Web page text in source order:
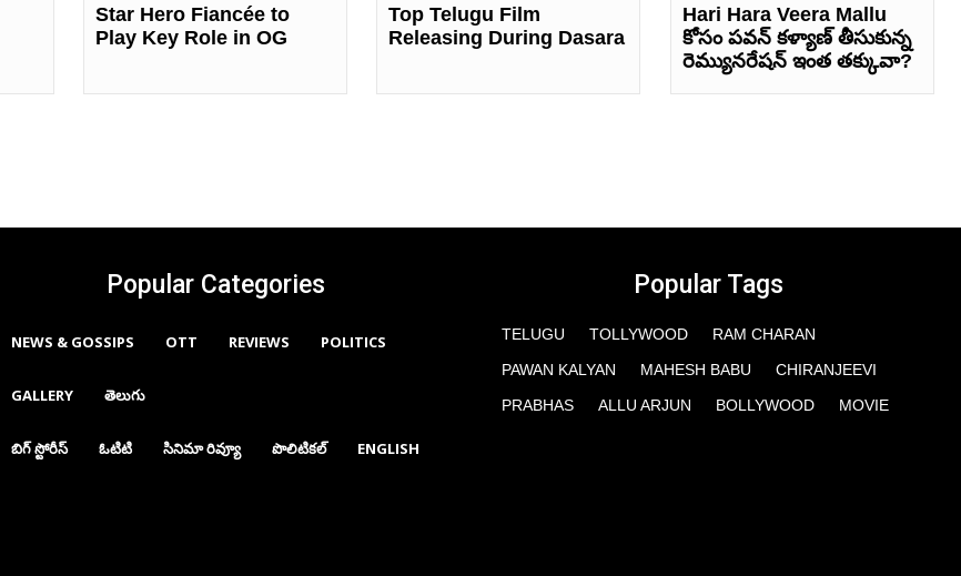
Star Hero Fiancée to
Play Key Role in OG
Top Telugu Film
Releasing During Dasara
Hari Hara Veera Mallu
కోసం పవన్ కళ్యాణ్ తీసుకున్న
రెమ్యునరేషన్ ఇంత తక్కువా?
Popular Categories
NEWS & GOSSIPS OTT REVIEWS POLITICS
GALLERY తెలుగు
బిగ్ స్టోరీస్ ఓటిటి సినిమా రివ్యూ పొలిటికల్ ENGLISH
Popular Tags
TELUGU TOLLYWOOD
RAM CHARAN
PAWAN KALYAN
MAHESH BABU
CHIRANJEEVI
PRABHAS
ALLU ARJUN BOLLYWOOD MOVIE